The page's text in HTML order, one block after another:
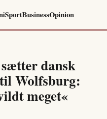
SportBusinessOpinion
dansk
Wolfsburg:
meget«